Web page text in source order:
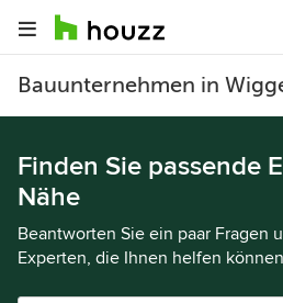
Bauunternehmen in
Finden Sie passende
Nähe
Beantworten Sie ein paar Fragen
Experten, die Ihnen helfen